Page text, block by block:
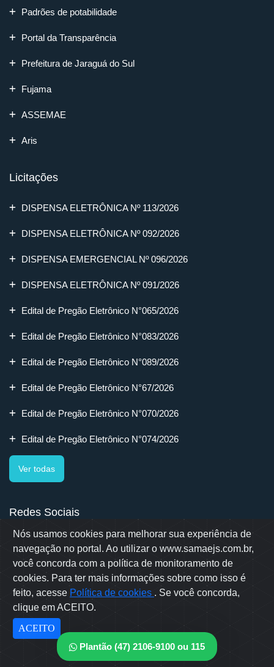
Nós usamos cookies para melhorar sua experiência de
navegação no portal. Ao utilizar o www.samaejs.com.br,
você concorda com a política de monitoramento de
cookies. Para ter mais informações sobre como isso é
feito, acesse Política de cookies . Se você concorda,
clique em ACEITO.
ACEITO
Padrões de potabilidade
Portal da Transparência
Prefeitura de Jaraguá do Sul
Fujama
ASSEMAE
Aris
Licitações
DISPENSA ELETRÔNICA Nº 113/2026
DISPENSA ELETRÔNICA Nº 092/2026
DISPENSA EMERGENCIAL Nº 096/2026
DISPENSA ELETRÔNICA Nº 091/2026
Edital de Pregão Eletrônico N°065/2026
Edital de Pregão Eletrônico N°083/2026
Edital de Pregão Eletrônico N°089/2026
Edital de Pregão Eletrônico N°67/2026
Edital de Pregão Eletrônico N°070/2026
Edital de Pregão Eletrônico N°074/2026
Ver todas
Redes Sociais
Rua Erwino Menegotti, 478 - Bairro Água Verde - Jaraguá do Sul
- SC
Samae © 2022 - Todos os direitos reservados
Desenvolvido por: OWL Mídia Agência Digital
Plantão (47) 2106-9100 ou 115